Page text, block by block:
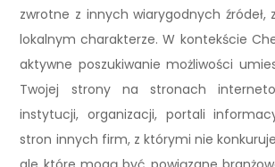
zwrotne z innych wiarygodnych źródeł,
lokalnym charakterze. W kontekście
aktywne poszukiwanie możliwości
Twojej strony na stronach
instytucji, organizacji, portali
stron innych firm, z którymi nie